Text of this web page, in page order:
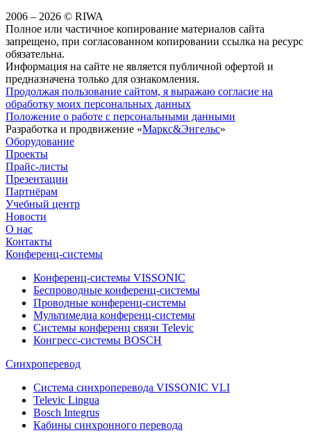
2006 – 2026 © RIWA
Полное или частичное копирование материалов сайта
запрещено, при согласованном копировании ссылка на ресурс
обязательна.
Информация на сайте не является публичной офертой и
предназначена только для ознакомления.
Продолжая пользование сайтом, я выражаю согласие на
обработку моих персональных данных
Положение о работе с персональными данными
Разработка и продвижение «Маркс&Энгельс»
Оборудование
Проекты
Прайс-листы
Презентации
Партнёрам
Учебный центр
Новости
О нас
Контакты
Конференц-системы
Конференц-системы VISSONIC
Беспроводные конференц-системы
Проводные конференц-системы
Мультимедиа конференц-системы
Системы конференц связи Televic
Конгресс-системы BOSCH
Синхроперевод
Система синхроперевода VISSONIC VLI
Televic Lingua
Bosch Integrus
Кабины синхронного перевода